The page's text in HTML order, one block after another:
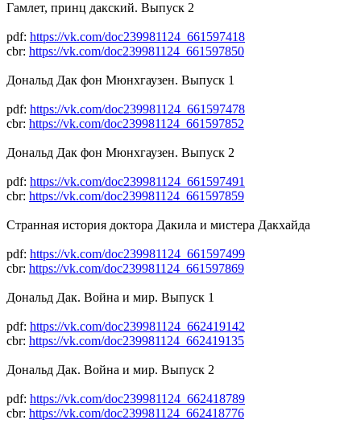
Гамлет, принц дакский. Выпуск 2
pdf: https://vk.com/doc239981124_661597418
cbr: https://vk.com/doc239981124_661597850
Дональд Дак фон Мюнхгаузен. Выпуск 1
pdf: https://vk.com/doc239981124_661597478
cbr: https://vk.com/doc239981124_661597852
Дональд Дак фон Мюнхгаузен. Выпуск 2
pdf: https://vk.com/doc239981124_661597491
cbr: https://vk.com/doc239981124_661597859
Странная история доктора Дакила и мистера Дакхайда
pdf: https://vk.com/doc239981124_661597499
cbr: https://vk.com/doc239981124_661597869
Дональд Дак. Война и мир. Выпуск 1
pdf: https://vk.com/doc239981124_662419142
cbr: https://vk.com/doc239981124_662419135
Дональд Дак. Война и мир. Выпуск 2
pdf: https://vk.com/doc239981124_662418789
cbr: https://vk.com/doc239981124_662418776